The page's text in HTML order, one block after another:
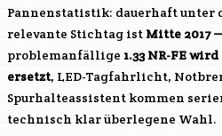
Pannenstatistik: dauerhaft unter
relevante Stichtag ist Mitte 2017
problemanfällige 1.33 NR-FE
ersetzt, LED-Tagfahrlicht,
Spurhalteassistent kommen
technisch klar überlegene Wahl.